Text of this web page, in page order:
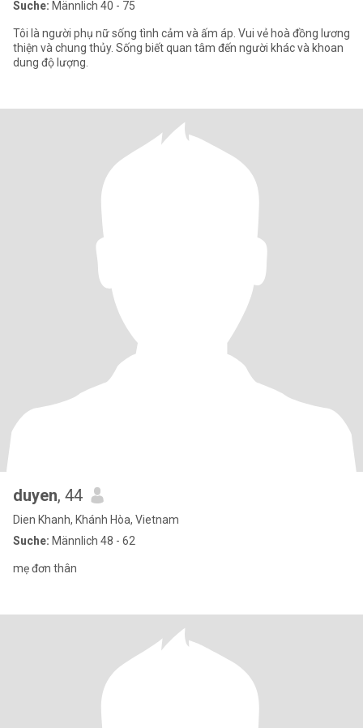
Suche: Männlich 40 - 75
Tôi là người phụ nữ sống tình cảm và ấm áp. Vui vẻ hoà đồng lương
thiện và chung thủy. Sống biết quan tâm đến người khác và khoan
dung độ lượng.
duyen, 44
Dien Khanh, Khánh Hòa, Vietnam
Suche: Männlich 48 - 62
mẹ đơn thân